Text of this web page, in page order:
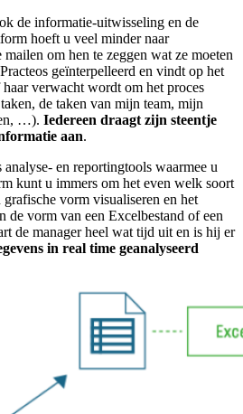
de informatie-uitwisseling en de
hoeft u veel minder naar
om hen te zeggen wat ze moeten
geïnterpelleerd en vindt op het
verwacht wordt om het proces
de taken van mijn team, mijn
…). Iedereen draagt zijn steentje
aan.
analyse- en reportingtools waarmee u
kunt u immers om het even welk soort
vorm visualiseren en het
de vorm van een Excelbestand of een
de manager heel wat tijd uit en is hij er
in real time geanalyseerd